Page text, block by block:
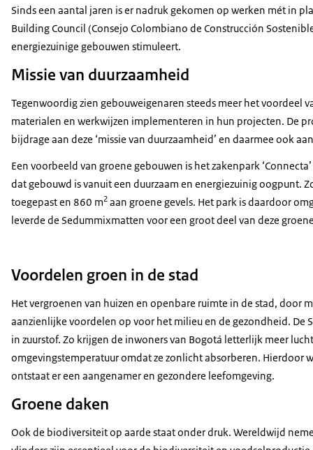
Sinds een aantal jaren is er nadruk gekomen op werken mét in
Building Council (Consejo Colombiano de Construcción
energiezuinige gebouwen stimuleert.
Missie van duurzaamheid
Tegenwoordig zien gebouweigenaren steeds meer het voordeel
materialen en werkwijzen implementeren in hun projecten. De
bijdrage aan deze ‘missie van duurzaamheid’ en daarmee ook
Een voorbeeld van groene gebouwen is het zakenpark
dat gebouwd is vanuit een duurzaam en energiezuinig oogpunt.
toegepast en 860 m2 aan groene gevels. Het park is daardoor
leverde de Sedummixmatten voor een groot deel van deze
Voordelen groen in de stad
Het vergroenen van huizen en openbare ruimte in de stad, door
aanzienlijke voordelen op voor het milieu en de gezondheid. De
in zuurstof. Zo krijgen de inwoners van Bogotá letterlijk meer
omgevingstemperatuur omdat ze zonlicht absorberen. Hierdoor
ontstaat er een aangenamer en gezondere leefomgeving.
Groene daken
Ook de biodiversiteit op aarde staat onder druk. Wereldwijd